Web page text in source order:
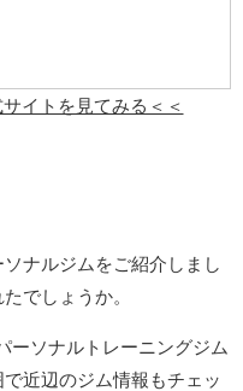
イトを見てみる＜＜
ナルジムをご紹介しまし
でしょうか。
ーソナルトレーニングジム
近辺のジム情報もチェッ